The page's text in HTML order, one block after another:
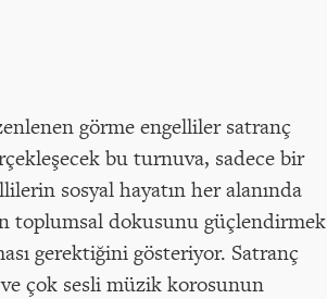
görme engelliler satranç
bu turnuva, sadece bir
sosyal hayatın her alanında
toplumsal dokusunu güçlendirmek
gerektiğini gösteriyor. Satranç
çok sesli müzik korosunun